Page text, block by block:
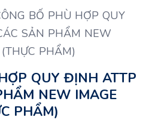
BỐ PHÙ HỢP QUY
SẢN PHẨM NEW
PHẨM)
QUY ĐỊNH ATTP
NEW IMAGE
PHẨM)